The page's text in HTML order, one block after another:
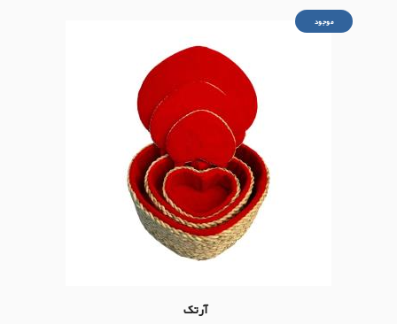
موجود
آرتک